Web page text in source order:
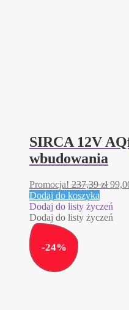
SIRCA 12V
wbudowania
Promocja! 237,39zł
Dodaj do koszyka
Dodaj do listy życzeń
Dodaj do listy życzeń
-24%